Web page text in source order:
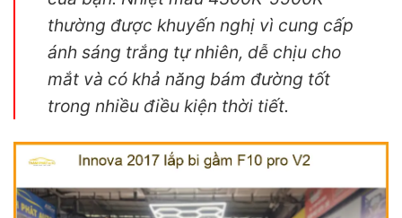
thường được khuyến nghị vì cung cấp
ánh sáng trắng tự nhiên, dễ chịu cho
mắt và có khả năng bám đường tốt
trong nhiều điều kiện thời tiết.